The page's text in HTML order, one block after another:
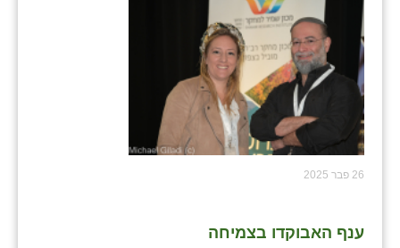
26 פבר 2025
ענף האבוקדו בצמיחה